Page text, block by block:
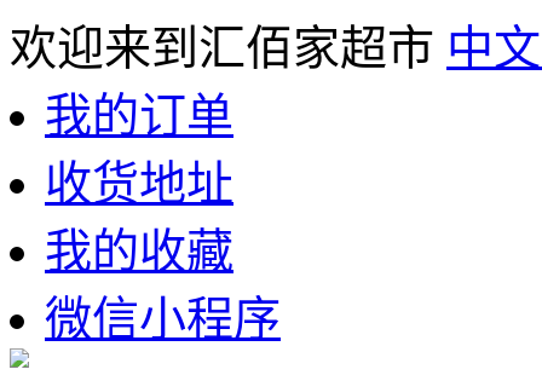
欢迎来到汇佰家超市 中
我的订单
收货地址
我的收藏
微信小程序